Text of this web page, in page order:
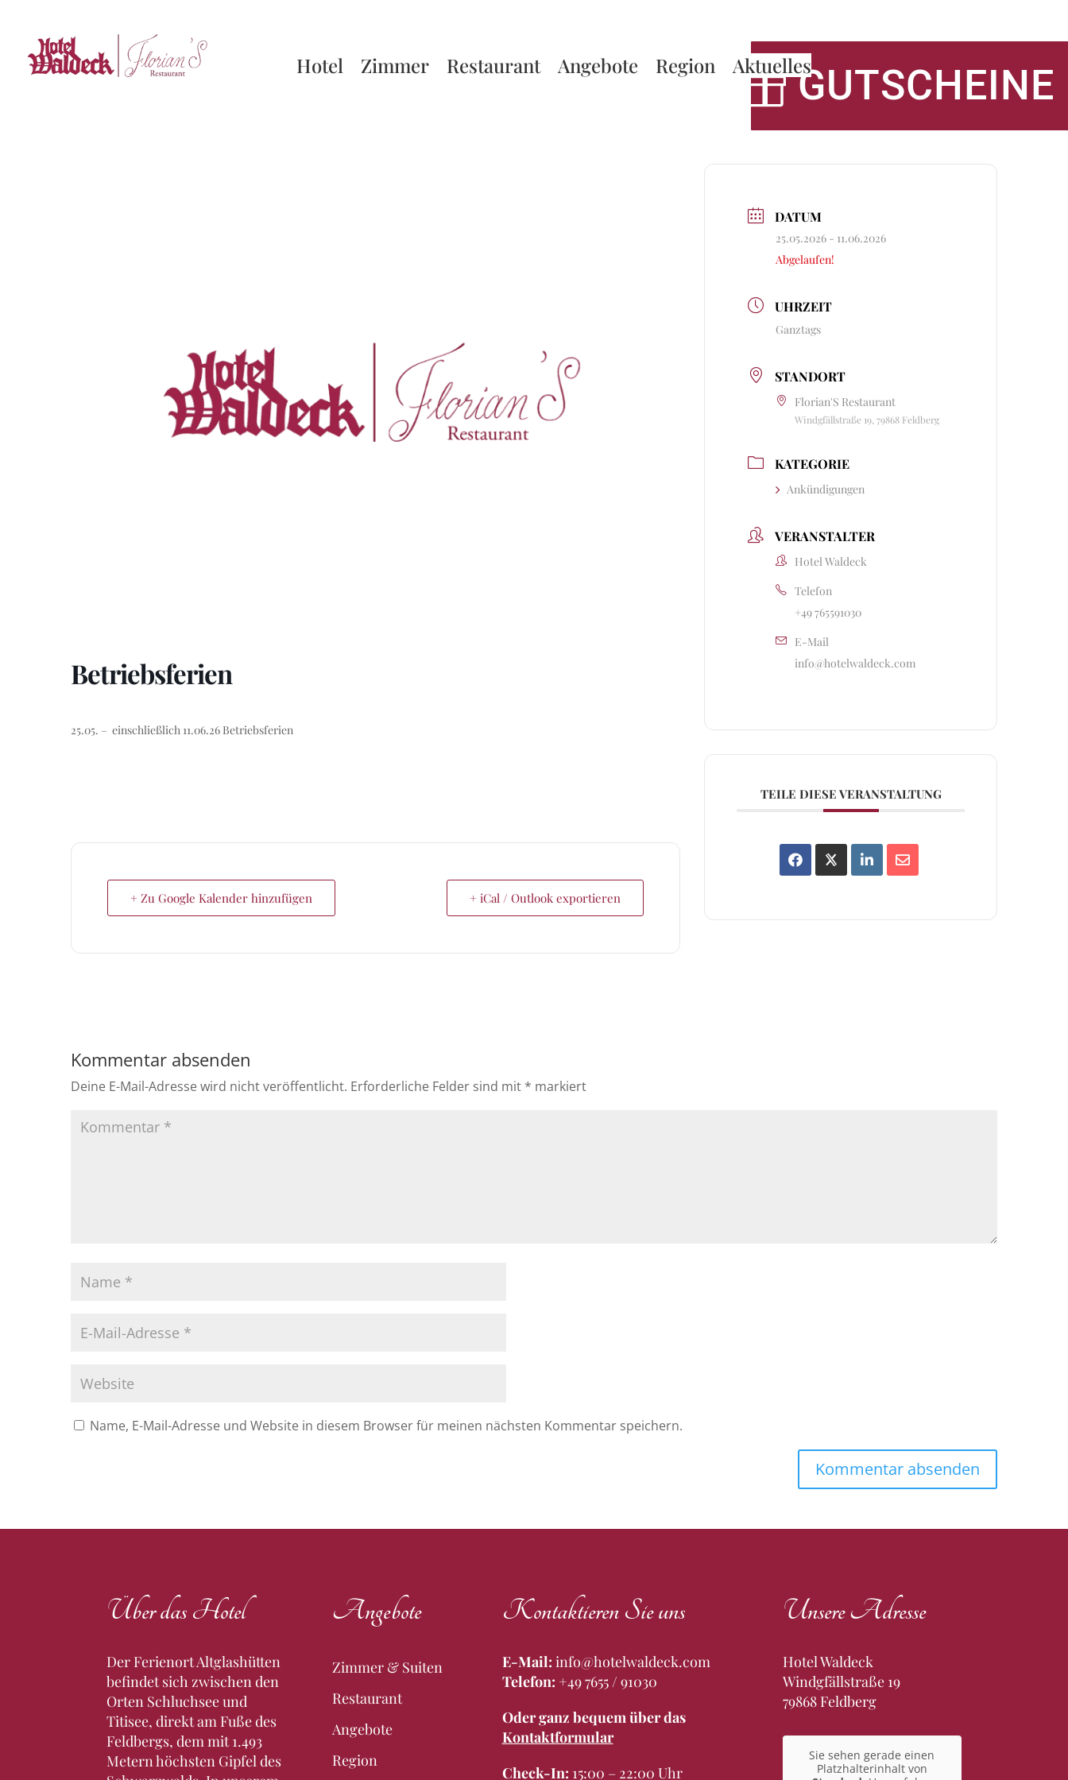
Hotel Zimmer Restaurant Angebote Region AktuellesGUTSCHEINE
Betriebsferien
25.05. – einschließlich 11.06.26 Betriebsferien
+ Zu Google Kalender hinzufügen + iCal / Outlook exportieren
DATUM
25.05.2026 - 11.06.2026
Abgelaufen!
UHRZEIT
Ganztags
STANDORT
Florian'S Restaurant
Windgfällstraße 19, 79868 Feldberg
KATEGORIE
Ankündigungen
VERANSTALTER
Hotel Waldeck
Telefon
+49 765591030
E-Mail
info@hotelwaldeck.com
TEILE DIESE VERANSTALTUNG
Kommentar absenden
Deine E-Mail-Adresse wird nicht veröffentlicht. Erforderliche Felder sind mit * markiert
Name, E-Mail-Adresse und Website in diesem Browser für meinen nächsten Kommentar speichern.
Über das Hotel
Der Ferienort Altglashütten
befindet sich zwischen den
Orten Schluchsee und
Titisee, direkt am Fuße des
Feldbergs, dem mit 1.493
Metern höchsten Gipfel des
Angebote
Zimmer & Suiten
Restaurant
Angebote
Region
Kontaktieren Sie uns
E-Mail: info@hotelwaldeck.com
Telefon: +49 7655 / 91030
Oder ganz bequem über das
Kontaktformular
Check-In: 15:00 – 22:00 Uhr
Unsere Adresse
Hotel Waldeck
Windgfällstraße 19
79868 Feldberg
Sie sehen gerade einen
Platzhalterinhalt von